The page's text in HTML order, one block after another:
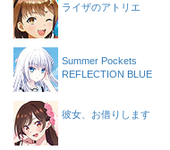
ライザのアトリエ
Summer Pockets
REFLECTION BLUE
彼女、お借りします